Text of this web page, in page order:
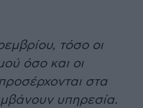
τόσο οι
όσο και οι
στα
υπηρεσία.